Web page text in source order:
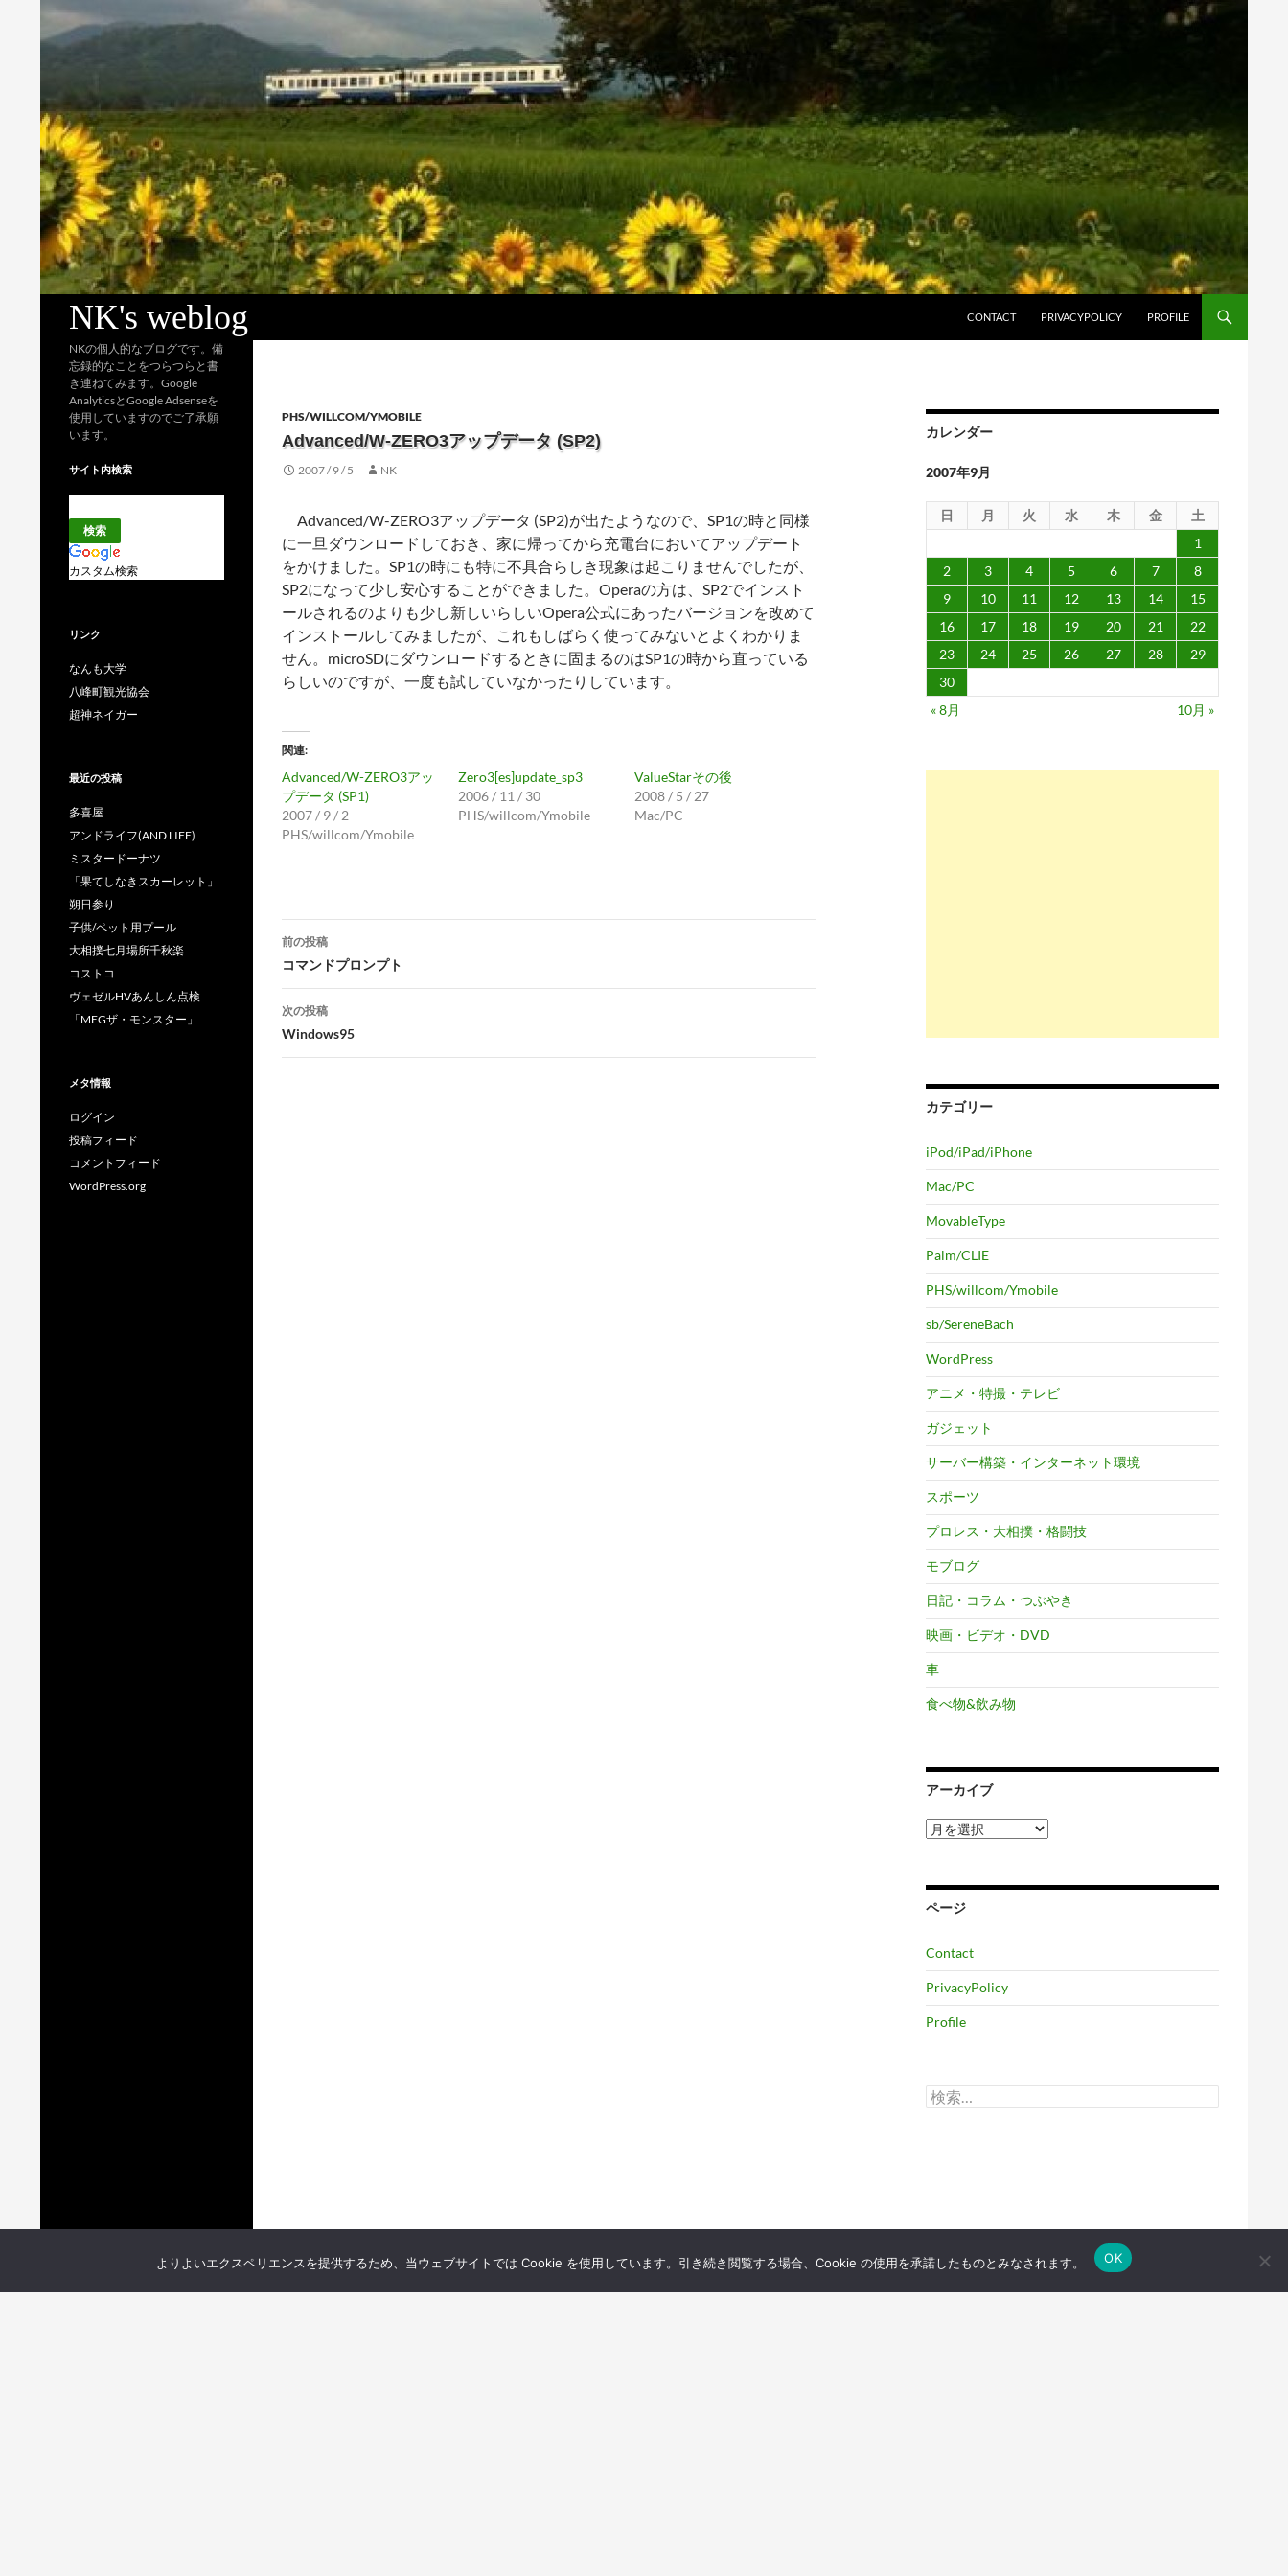
NK's weblog
CONTACT
PRIVACYPOLICY PROFILE
PHS/WILLCOM/YMOBILE
Advanced/W-ZERO3アップデータ (SP2)
2007 / 9 / 5 NK
Advanced/W-ZERO3アップデータ (SP2)が出たようなので、SP1の時と同様
に一旦ダウンロードしておき、家に帰ってから充電台においてアップデート
をかけました。SP1の時にも特に不具合らしき現象は起こりませんでしたが、
SP2になって少し安心することができました。Operaの方は、SP2でインスト
ールされるのよりも少し新しいらしいOpera公式にあったバージョンを改めて
インストールしてみましたが、これもしばらく使ってみないとよくわかりま
せん。microSDにダウンロードするときに固まるのはSP1の時から直っている
らしいのですが、一度も試していなかったりしています。
関連
Advanced/W-ZERO3アッ
プデータ (SP1)
2007 / 9 / 2
PHS/willcom/Ymobile
Zero3[es]update_sp3
2006 / 11 / 30
PHS/willcom/Ymobile
ValueStarその後
2008 / 5 / 27
Mac/PC
投
稿
ナ
ビ
ゲ
前の投稿
コマンドプロンプト
次の投稿
Windows95
カレンダー
2007年9月
日 月 火 水 木 金
土
1
2
3 4 5 6 7
8
9
10 11 12 13 14
15
16
17 18 19 20 21
22
23
24 25 26 27 28
29
30
« 8月
10月 »
カテゴリー
iPod/iPad/iPhone
Mac/PC
MovableType
Palm/CLIE
PHS/willcom/Ymobile
sb/SereneBach
WordPress
アニメ・特撮・テレビ
ガジェット
サーバー構築・インターネット環境
スポーツ
プロレス・大相撲・格闘技
モブログ
日記・コラム・つぶやき
映画・ビデオ・DVD
車
食べ物&飲み物
アーカイブ
ア
ー
ブ
ページ
Contact
PrivacyPolicy
Profile
検
索:
NKの個人的なブログです。備
忘録的なことをつらつらと書
き連ねてみます。Google
AnalyticsとGoogle Adsenseを
使用していますのでご了承願
います。
サイト内検索
カスタム検索
リンク
なんも大学
八峰町観光協会
超神ネイガー
最近の投稿
多喜屋
アンドライフ(AND LIFE)
ミスタードーナツ
「果てしなきスカーレット」
朔日参り
子供/ペット用プール
大相撲七月場所千秋楽
コストコ
ヴェゼルHVあんしん点検
「MEGザ・モンスター」
メタ情報
ログイン
投稿フィード
コメントフィード
WordPress.org
よりよいエクスペリエンスを提供するため、当ウェブサイトでは Cookie を使用しています。引き続き閲覧する場合、Cookie の使用を承諾したものとみなされます。 OK